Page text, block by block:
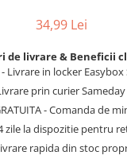
34,99 Lei
de livrare & Beneficii
- Livrare in locker
prin curier
- Comanda de
zile la dispozitie pentru
rapida din stoc